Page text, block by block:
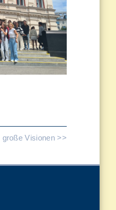
große Visionen >>